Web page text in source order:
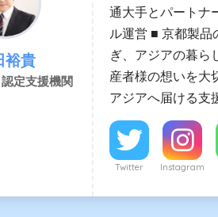
裕貴
定支援機関
通大手とパートナ
ル運営 ■ 京都製
ぎ、アジアの暮ら
産者様の想いを大
アジアへ届ける支
Twitter Instagram